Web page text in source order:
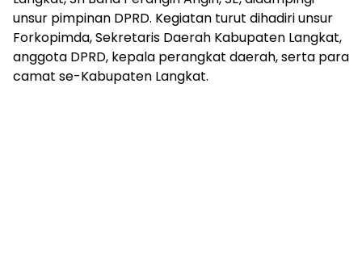
unsur pimpinan DPRD. Kegiatan turut dihadiri unsur
Forkopimda, Sekretaris Daerah Kabupaten Langkat,
anggota DPRD, kepala perangkat daerah, serta para
camat se-Kabupaten Langkat.